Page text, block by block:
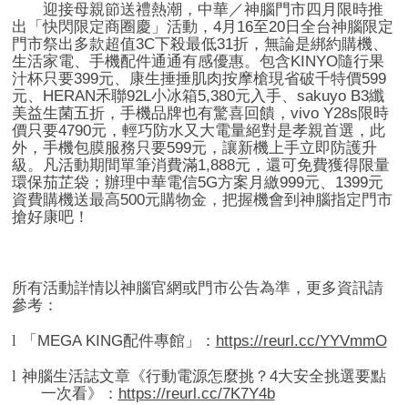
迎接母親節送禮熱潮，中華／神腦門市四月限時推
出「快閃限定商圈慶」活動， 4月 16至20日全台神腦限定
門市祭出多款超值3C下殺最低31折，無論是綁約購機、
生活家電、手機配件通通有感優惠。包含KINYO隨行果
汁杯只要399元、康生捶捶肌肉按摩槍現省破千特價599
元、 HERAN禾聯92L小冰箱5,380元入手、 sakuyo B3纖
美益生菌五折，手機品牌也有驚喜回饋， vivo Y28s限時
價只要4790元，輕巧防水又大電量絕對是孝親首選，此
外，手機包膜服務只要599元，讓新機上手立即防護升
級。凡活動期間單筆消費滿1,888元，還可免費獲得限量
環保茄芷袋；辦理中華電信5G方案月繳999元、 1399元
資費購機送最高500元購物金，把握機會到神腦指定門市
搶好康吧！
所有活動詳情以神腦官網或門市公告為準，更多資訊請
參考：
l 「 MEGA KING配件專館」： https://reurl.cc/YYVmmO
l 神腦生活誌文章《行動電源怎麼挑？ 4大安全挑選要點
一次看》： https://reurl.cc/7K7Y4b